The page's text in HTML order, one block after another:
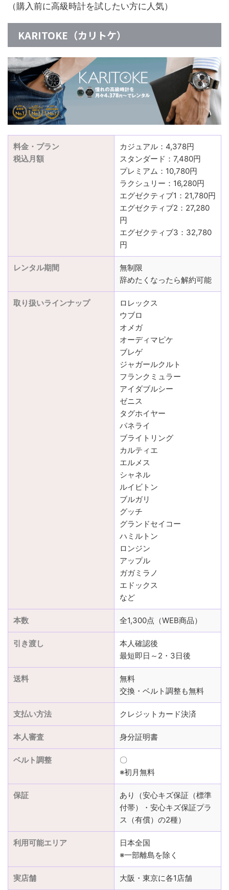
（購入前に高級時計を試したい方に人気）
KARITOKE（カリトケ）
料金・プラン
税込月額
カジュアル：4,378円
スタンダード：7,480円
プレミアム：10,780円
ラクシュリー：16,280円
エグゼクティブ1：21,780円
エグゼクティブ2：27,280
円
エグゼクティブ3：32,780
円
レンタル期間
無制限
辞めたくなったら解約可能
取り扱いラインナップ
ロレックス
ウブロ
オメガ
オーディマピケ
ブレゲ
ジャガールクルト
フランクミュラー
アイダブルシー
ゼニス
タグホイヤー
パネライ
ブライトリング
カルティエ
エルメス
シャネル
ルイビトン
ブルガリ
グッチ
グランドセイコー
ハミルトン
ロンジン
アップル
ガガミラノ
エドックス
など
本数 全1,300点（WEB商品）
引き渡し
本人確認後
最短即日～2・3日後
送料
無料
交換・ベルト調整も無料
支払い方法 クレジットカード決済
本人審査 身分証明書
ベルト調整
〇
※初月無料
保証
あり（安心キズ保証（標準
付帯）・安心キズ保証プラ
ス（有償）の2種）
利用可能エリア
日本全国
※一部離島を除く
実店舗 大阪・東京に各1店舗